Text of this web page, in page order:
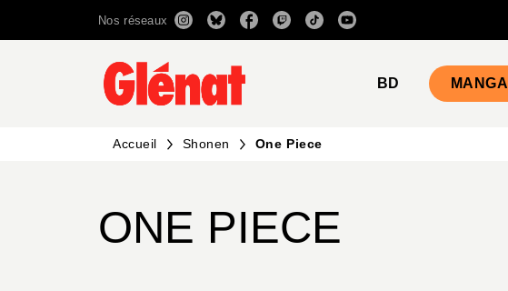
RECHERCHE CONTENU
Nos réseaux
BD MANGA
Accueil Shonen One Piece
ONE PIECE